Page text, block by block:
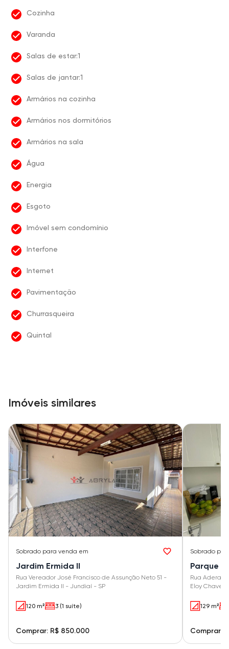
Cozinha
Varanda
Salas de estar:1
Salas de jantar:1
Armários na cozinha
Armários nos dormitórios
Armários na sala
Água
Energia
Esgoto
Imóvel sem condomínio
Interfone
Internet
Pavimentação
Churrasqueira
Quintal
Imóveis similares
Sobrado para venda em
Jardim Ermida II
Rua Vereador José Francisco de Assunção Neto 51 -
Jardim Ermida II - Jundiaí - SP
120 m² 3 (1 suíte)
Comprar: R$ 850.000
Sobrado
Parque
Rua
Eloy Chaves
129 m²
Comprar: